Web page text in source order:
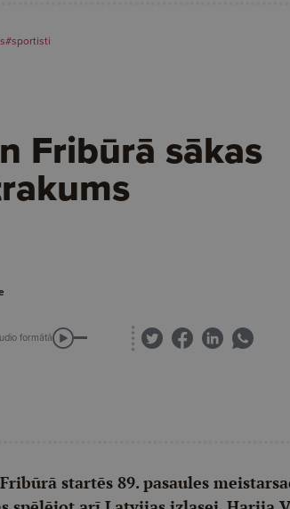
#sportisti
Fribūrā sākas
formātā
startēs 89. pasaules